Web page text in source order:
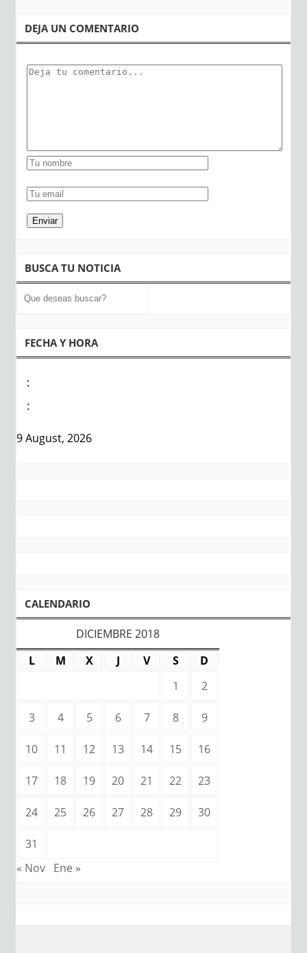
DEJA UN COMENTARIO
BUSCA TU NOTICIA
FECHA Y HORA
:
:
9 August, 2026
CALENDARIO
DICIEMBRE 2018
L
M X J V S
D
1
2
3 4 5 6 7 8 9
10 11 12 13 14 15 16
17 18 19 20 21 22 23
24 25 26 27 28 29 30
31
« Nov Ene »